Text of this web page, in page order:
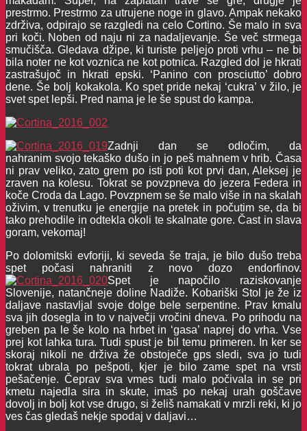
prestrmo. Prestrmo za utrujene noge in glavo. Ampak nekako
zdrživa, odpirajo se razgledi na celo Cortino. Še malo in sva
pri koči. Noben od naju ni za nadaljevanje. Še več strmega
smučišča. Gledava džipe, ki turiste peljejo proti vrhu – ne bi
bila noter ne kot voznica ne kot potnica. Razgled dol je hkrati
zastrašujoč in hkrati epski. ‘Panino con prosciutto’ dobro
dene. Še bolj kokakola. Ko spet pride nekaj ‘cukra’ v žilo, je
svet spet lepši. Pred nama je le še spust do kampa.
Zadnji dan se odločim, da
nahranim svojo tekaško dušo in jo peš mahnem v hrib. Časa
ni prav veliko, zato grem po isti poti kot prvi dan, Aleksej je
zraven na kolesu. Tokrat se povzpneva do jezera Federa in
koče Croda da Lago. Povzpnem se še malo više in na skalah
oživim, v trenutku je energije na pretek in počutim se, da bi
tako prehodile in odtekla okoli te skalnate gore. Čast in slava
goram, vekomaj!
Po dolomitski evforiji, ki seveda še traja, je bilo dušo treba
spet počasi nahraniti z novo dozo endorfinov.
Spet je napočilo raziskovanje
Slovenije, natančneje doline Nadiže. Kobariški Stol je že iz
daljave nastavljal svoje dolge bele serpentine. Prav kmalu
sva jih dosegla in to v največji vročini dneva. Po prihodu na
greben pa le še kolo na hrbet in ‘gasa’ naprej do vrha. Vse
prej kot lahka tura. Tudi spust je bil temu primeren. In ker se
skoraj nikoli ne drživa že obstoječe gps sledi, sva jo tudi
tokrat ubrala po pešpoti, kjer je bilo zame spet na vrsti
pešačenje. Čeprav sva vmes tudi malo počivala in se pri
kmetu najedla sira in skute, imaš po nekaj urah goščave
dovolj in bolj kot vse drugo, si želiš namakati v mrzli reki, ki jo
ves čas gledaš nekje spodaj v daljavi…